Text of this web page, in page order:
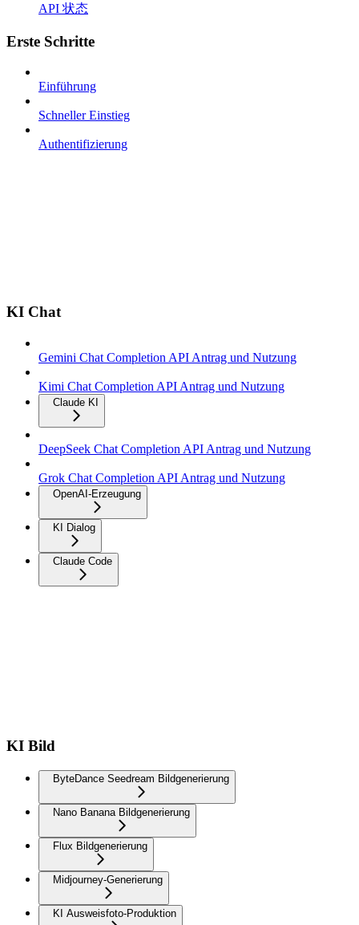
API 状态
Erste Schritte
Einführung
Schneller Einstieg
Authentifizierung
KI Chat
Gemini Chat Completion API Antrag und Nutzung
Kimi Chat Completion API Antrag und Nutzung
Claude KI
DeepSeek Chat Completion API Antrag und Nutzung
Grok Chat Completion API Antrag und Nutzung
OpenAI-Erzeugung
KI Dialog
Claude Code
KI Bild
ByteDance Seedream Bildgenerierung
Nano Banana Bildgenerierung
Flux Bildgenerierung
Midjourney-Generierung
KI Ausweisfoto-Produktion